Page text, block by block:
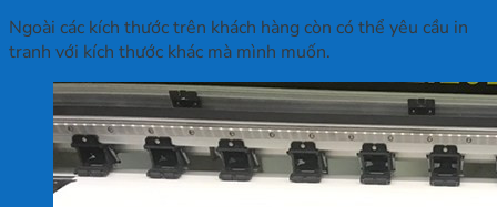
Ngoài các kích thước trên khách hàng còn có thể yêu cầu in
tranh với kích thước khác mà mình muốn.